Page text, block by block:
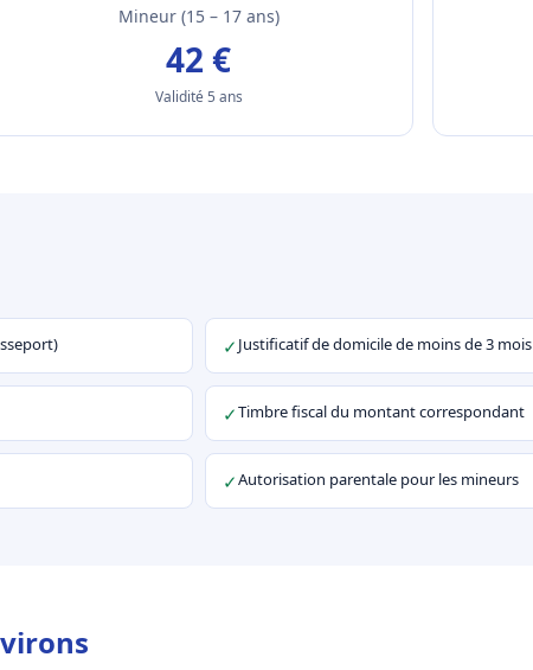
Mineur (15 – 17 ans)
42 €
Validité 5 ans
✓Justificatif de domicile de moins de 3 mois
✓Timbre fiscal du montant correspondant
✓Autorisation parentale pour les mineurs